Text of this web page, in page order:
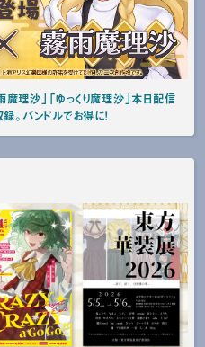
沙」「ゆっくり魔理沙」本日配信
。バンドルでお得に！